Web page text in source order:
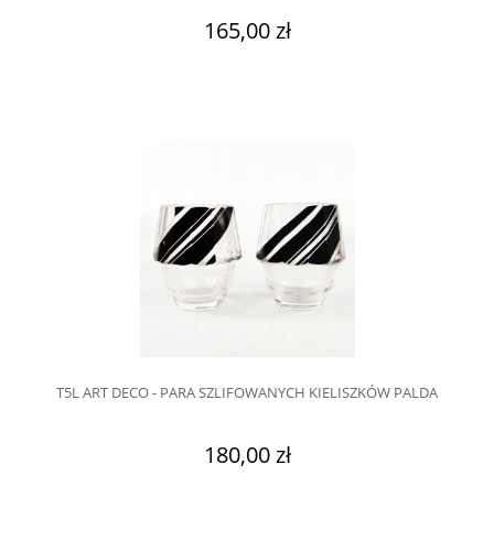
165,00 zł
T5L ART DECO - PARA SZLIFOWANYCH KIELISZKÓW PALDA
180,00 zł